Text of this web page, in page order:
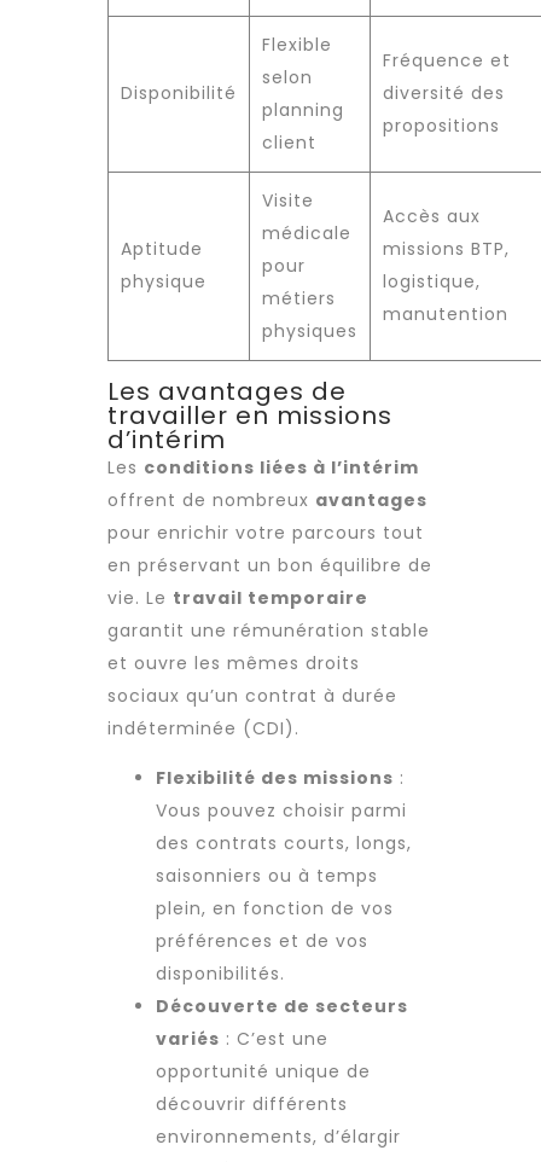
Disponibilité
Flexible
selon
planning
client
Fréquence et
diversité des
propositions
Aptitude
physique
Visite
médicale
pour
métiers
physiques
Accès aux
missions BTP,
logistique,
manutention
Les avantages de
travailler en missions
d’intérim
Les conditions liées à l’intérim
offrent de nombreux avantages
pour enrichir votre parcours tout
en préservant un bon équilibre de
vie. Le travail temporaire
garantit une rémunération stable
et ouvre les mêmes droits
sociaux qu’un contrat à durée
indéterminée (CDI).
Flexibilité des missions :
Vous pouvez choisir parmi
des contrats courts, longs,
saisonniers ou à temps
plein, en fonction de vos
préférences et de vos
disponibilités.
Découverte de secteurs
variés : C’est une
opportunité unique de
découvrir différents
environnements, d’élargir